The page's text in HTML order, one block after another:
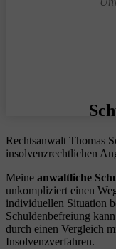
Rechtsanwalt Thomas
insolvenzrechtlichen
Meine anwaltliche
unkompliziert einen
individuellen Situation
Schuldenbefreiung
durch einen Vergleich
Insolvenzverfahren.